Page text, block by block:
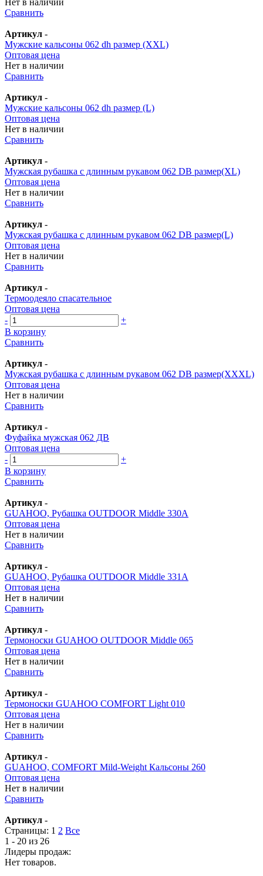
Сравнить
Артикул -
Мужские кальсоны 062 dh размер (XXL)
Оптовая цена
Нет в наличии
Сравнить
Артикул -
Мужские кальсоны 062 dh размер (L)
Оптовая цена
Нет в наличии
Сравнить
Артикул -
Мужская рубашка с длинным рукавом 062 DB размер(XL)
Оптовая цена
Нет в наличии
Сравнить
Артикул -
Мужская рубашка с длинным рукавом 062 DB размер(L)
Оптовая цена
Нет в наличии
Сравнить
Артикул -
Термоодеяло спасательное
Оптовая цена
-
+
В корзину
Сравнить
Артикул -
Мужская рубашка с длинным рукавом 062 DB размер(XXXL)
Оптовая цена
Нет в наличии
Сравнить
Артикул -
Фуфайка мужская 062 ДВ
Оптовая цена
-
+
В корзину
Сравнить
Артикул -
GUAHOO, Рубашка OUTDOOR Middle 330А
Оптовая цена
Нет в наличии
Сравнить
Артикул -
GUAHOO, Рубашка OUTDOOR Middle 331А
Оптовая цена
Нет в наличии
Сравнить
Артикул -
Термоноски GUAHOO OUTDOOR Middle 065
Оптовая цена
Нет в наличии
Сравнить
Артикул -
Термоноски GUAHOO COMFORT Light 010
Оптовая цена
Нет в наличии
Сравнить
Артикул -
GUAHOO, COMFORT Mild-Weight Кальсоны 260
Оптовая цена
Нет в наличии
Сравнить
Артикул -
Страницы: 1 2 Все
1 - 20 из 26
Лидеры продаж:
Нет товаров.